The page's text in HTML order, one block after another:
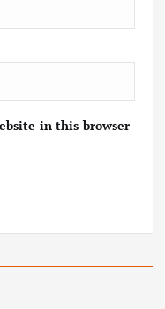
in this browser